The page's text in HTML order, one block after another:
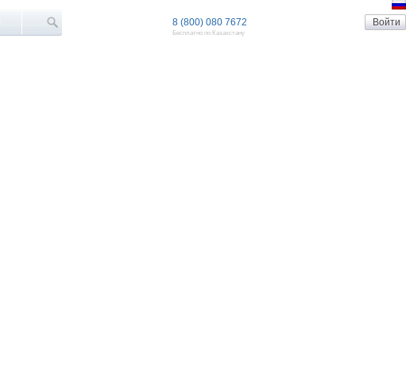
8 (800) 080 7672
Бесплатно по Казахстану